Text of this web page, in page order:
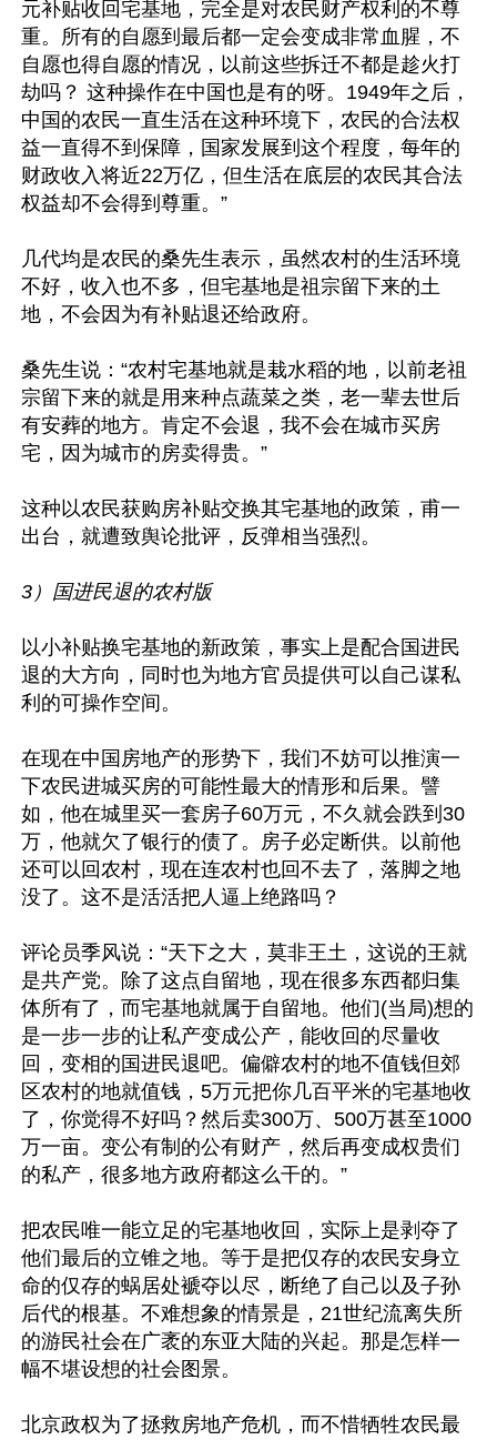
元补贴收回宅基地，完全是对农民财产权利的不尊
重。所有的自愿到最后都一定会变成非常血腥，不
自愿也得自愿的情况，以前这些拆迁不都是趁火打
劫吗？ 这种操作在中国也是有的呀。1949年之后，
中国的农民一直生活在这种环境下，农民的合法权
益一直得不到保障，国家发展到这个程度，每年的
财政收入将近22万亿，但生活在底层的农民其合法
权益却不会得到尊重。”
几代均是农民的桑先生表示，虽然农村的生活环境
不好，收入也不多，但宅基地是祖宗留下来的土
地，不会因为有补贴退还给政府。
桑先生说：“农村宅基地就是栽水稻的地，以前老祖
宗留下来的就是用来种点蔬菜之类，老一辈去世后
有安葬的地方。肯定不会退，我不会在城市买房
宅，因为城市的房卖得贵。”
这种以农民获购房补贴交换其宅基地的政策，甫一
出台，就遭致舆论批评，反弹相当强烈。
3）国进民退的农村版
以小补贴换宅基地的新政策，事实上是配合国进民
退的大方向，同时也为地方官员提供可以自己谋私
利的可操作空间。
在现在中国房地产的形势下，我们不妨可以推演一
下农民进城买房的可能性最大的情形和后果。譬
如，他在城里买一套房子60万元，不久就会跌到30
万，他就欠了银行的债了。房子必定断供。以前他
还可以回农村，现在连农村也回不去了，落脚之地
没了。这不是活活把人逼上绝路吗？
评论员季风说：“天下之大，莫非王土，这说的王就
是共产党。除了这点自留地，现在很多东西都归集
体所有了，而宅基地就属于自留地。他们(当局)想的
是一步一步的让私产变成公产，能收回的尽量收
回，变相的国进民退吧。偏僻农村的地不值钱但郊
区农村的地就值钱，5万元把你几百平米的宅基地收
了，你觉得不好吗？然后卖300万、500万甚至1000
万一亩。变公有制的公有财产，然后再变成权贵们
的私产，很多地方政府都这么干的。”
把农民唯一能立足的宅基地收回，实际上是剥夺了
他们最后的立锥之地。等于是把仅存的农民安身立
命的仅存的蜗居处褫夺以尽，断绝了自己以及子孙
后代的根基。不难想象的情景是，21世纪流离失所
的游民社会在广袤的东亚大陆的兴起。那是怎样一
幅不堪设想的社会图景。
北京政权为了拯救房地产危机，而不惜牺牲农民最